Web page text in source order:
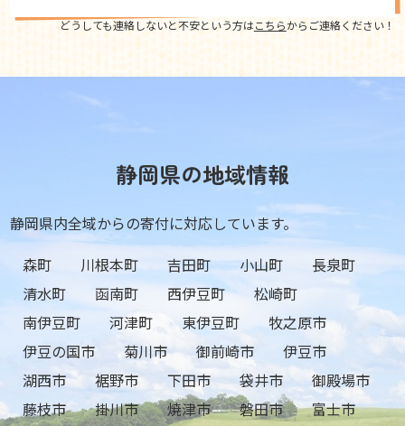
どうしても連絡しないと不安という方はこちらからご連絡ください！
静岡県の地域情報
静岡県内全域からの寄付に対応しています。
森町
川根本町 吉田町 小山町
長泉町
清水町
函南町 西伊豆町
松崎町
南伊豆町
河津町 東伊豆町
牧之原市
伊豆の国市
菊川市 御前崎市
伊豆市
湖西市
裾野市 下田市 袋井市
御殿場市
藤枝市
掛川市 焼津市 磐田市
富士市